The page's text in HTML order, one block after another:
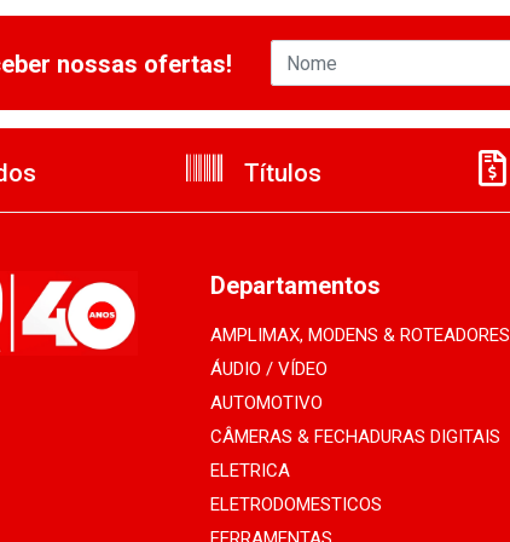
nossas ofertas!
Títulos
Departamentos
AMPLIMAX, MODENS & ROTEADORES
ÁUDIO / VÍDEO
AUTOMOTIVO
CÂMERAS & FECHADURAS DIGITAIS
ELETRICA
ELETRODOMESTICOS